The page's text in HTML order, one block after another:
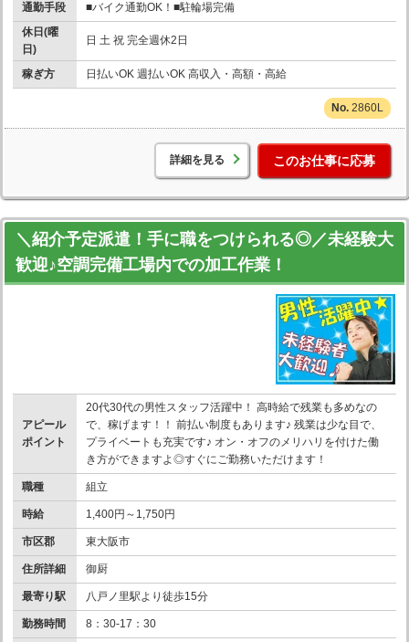
通勤手段
■バイク通勤OK！■駐輪場完備
休日(曜
日)
日 土 祝 完全週休2日
稼ぎ方 日払いOK 週払いOK 高収入・高額・高給
2860L
詳細を見る このお仕事に応募
＼紹介予定派遣！手に職をつけられる◎／未経験大
歓迎♪空調完備工場内での加工作業！
アピール
ポイント
20代30代の男性スタッフ活躍中！ 高時給で残業も多めなの
で、稼げます！！ 前払い制度もあります♪ 残業は少な目で、
プライベートも充実です♪ オン・オフのメリハリを付けた働
き方ができますよ◎すぐにご勤務いただけます！
職種 組立
時給 1,400円～1,750円
市区郡 東大阪市
住所詳細 御厨
最寄り駅 八戸ノ里駅より徒歩15分
勤務時間 8：30-17：30